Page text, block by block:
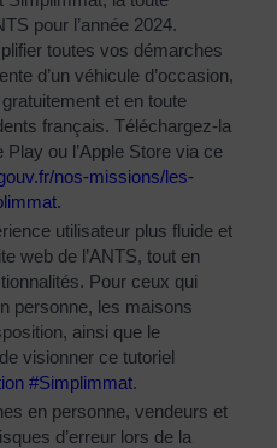
pour l’année 2024.
toutes vos démarches
d’un véhicule d’occasion,
et en toute
français. Téléchargez-la
ou l’Apple Store via ce
nos-missions/les-
.
utilisateur plus fluide et
web de l’ANTS, tout en
Pour ceux qui
personne, les maisons
ainsi que le
visionner ce tutoriel
#Simplimmat.
en personne, vendeurs et
d’erreur lors de la